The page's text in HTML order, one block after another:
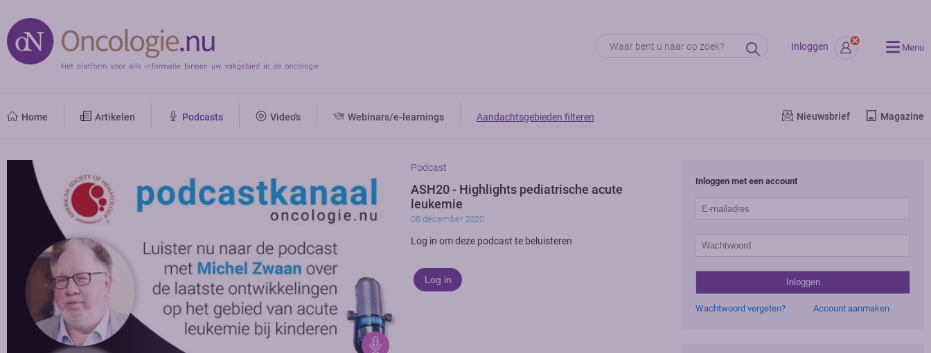
Inloggen Menu
Home Artikelen Podcasts Video's Webinars/e-learnings Aandachtsgebieden filteren Nieuwsbrief Magazine
Podcast
ASH20 - Highlights pediatrische acute
leukemie
08 december 2020
Log in om deze podcast te beluisteren
Log in
Inloggen met een account
Wachtwoord vergeten? Account aanmaken